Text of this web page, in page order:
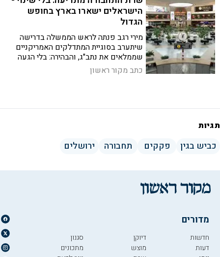
הישראלים ישארו בארץ בחופש
הגדול
מירי רגב פנתה לראש הממשלה בדרישה
שיתערב בסוגיית המתדלקים האמריקניים
שממלאים את נתב"ג, והבהירה: בלי הגעה
טיסה לחודשי הקיץ ולתקופת חגי תשרי,
כתב מקור ראשון
תגיות
כביש בגין פקקים תחבורה ירושלים
מדורים
חדשות
דעות
דיוקן
מוצש
סגנון
מתכונים